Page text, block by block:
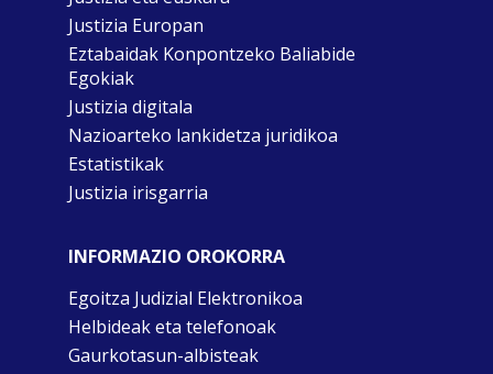
Justizia Europan
Eztabaidak Konpontzeko Baliabide
Egokiak
Justizia digitala
Nazioarteko lankidetza juridikoa
Estatistikak
Justizia irisgarria
INFORMAZIO OROKORRA
Egoitza Judizial Elektronikoa
Helbideak eta telefonoak
Gaurkotasun-albisteak